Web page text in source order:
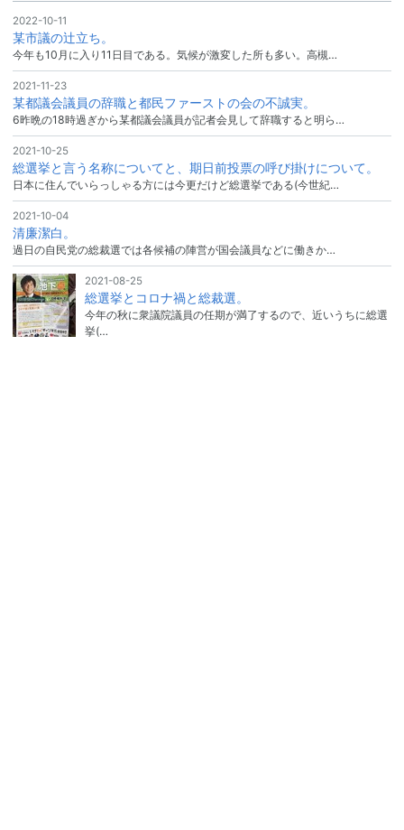
2022-10-11
某市議の辻立ち。
今年も10月に入り11日目である。気候が激変した所も多い。高槻…
2021-11-23
某都議会議員の辞職と都民ファーストの会の不誠実。
6昨晩の18時過ぎから某都議会議員が記者会見して辞職すると明ら…
2021-10-25
総選挙と言う名称についてと、期日前投票の呼び掛けについて。
日本に住んでいらっしゃる方には今更だけど総選挙である(今世紀…
2021-10-04
清廉潔白。
過日の自民党の総裁選では各候補の陣営が国会議員などに働きか…
2021-08-25
総選挙とコロナ禍と総裁選。
今年の秋に衆議院議員の任期が満了するので、近いうちに総選
挙(…